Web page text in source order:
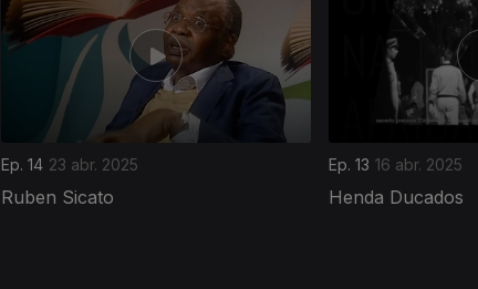
Ep. 14 23 abr. 2025
Ruben Sicato
Ep. 13 16 abr. 2025
Henda Ducados